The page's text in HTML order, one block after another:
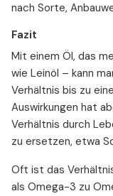
nach Sorte,
Fazit
Mit einem Öl, das
wie Leinöl – kann
Verhältnis bis zu
Auswirkungen hat
Verhältnis durch
zu ersetzen, etwa
Oft ist das
als Omega-3 zu